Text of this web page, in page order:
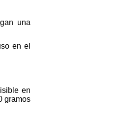
una
en el
en
gramos